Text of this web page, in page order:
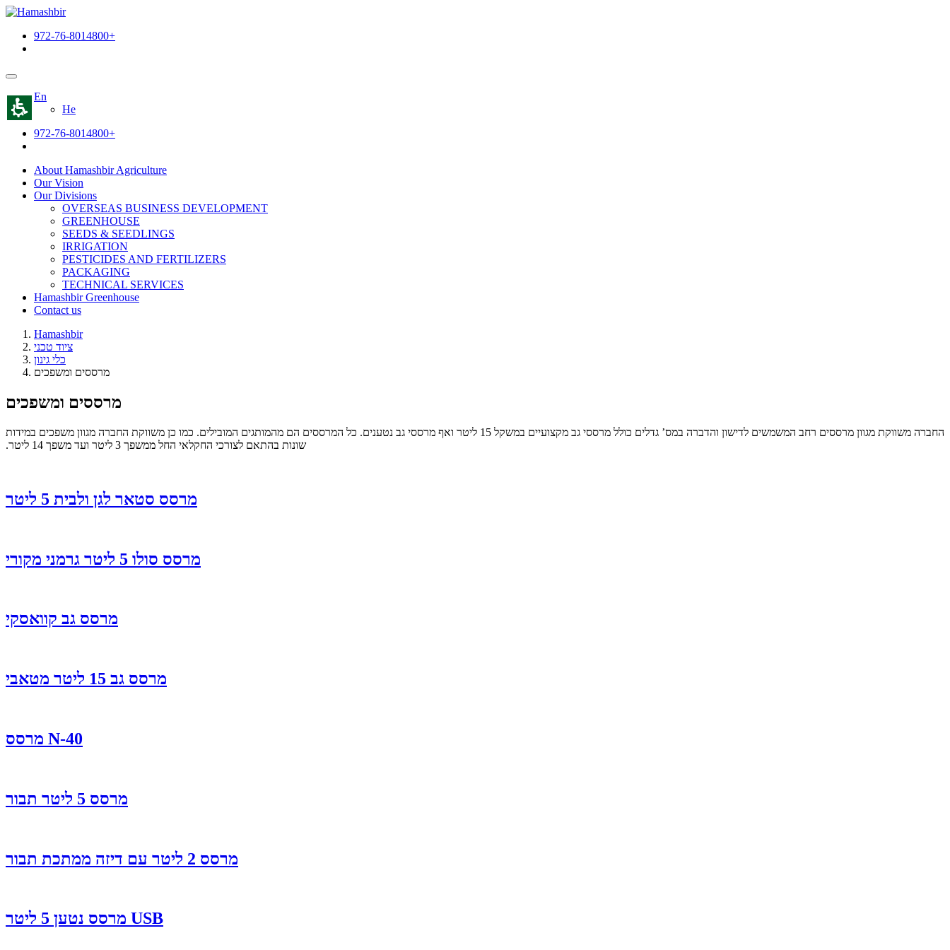
תחילתו
אינטרנט,
אנטר
לעבור
לאזור
מרכזי
972-76-8014800+
En
He
972-76-8014800+
About Hamashbir Agriculture
Our Vision
Our Divisions
OVERSEAS BUSINESS DEVELOPMENT
GREENHOUSE
SEEDS & SEEDLINGS
IRRIGATION
PESTICIDES AND FERTILIZERS
PACKAGING
TECHNICAL SERVICES
Hamashbir Greenhouse
Contact us
Hamashbir
ציוד טכני
כלי גינון
מרססים ומשפכים
מרססים ומשפכים
החברה משווקת מגוון מרססים רחב המשמשים לדישון והדברה במס’ גדלים כולל מרססי גב ‏מקצועיים במשקל 15 ליטר ואף מרססי גב נטענים. כל המרססים הם מהמותגים המובילים. כמו כן ‏משווקת החברה מגוון משפכים במידות
שונות בהתאם לצורכי החקלאי החל ממשפך 3 ליטר ועד ‏משפך 14 ליטר.‏
מרסס סטאר לגן ולבית 5 ליטר
מרסס סולו 5 ליטר גרמני מקורי
מרסס גב קוואסקי
מרסס גב 15 ליטר מטאבי
מרסס N-40
מרסס 5 ליטר תבור
מרסס 2 ליטר עם דיזה ממתכת תבור
מרסס נטען 5 ליטר USB